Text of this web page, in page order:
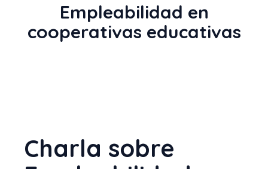
Empleabilidad en
cooperativas educativas
Charla sobre